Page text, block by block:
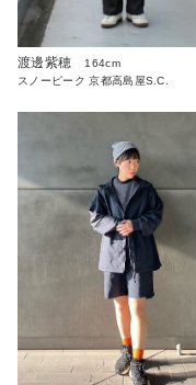
渡邊紫穂
164cm
スノーピーク 京都高島屋S.C.